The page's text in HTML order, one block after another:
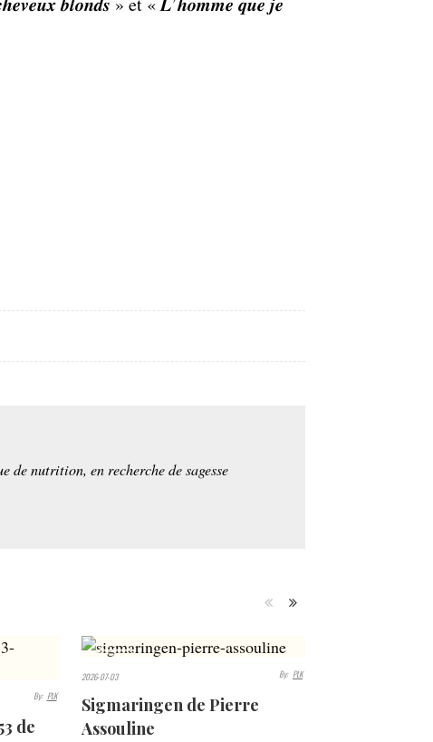
nutrition, en recherche de sagesse
By: PLK
de
434
VIEWS
2026-07-03 By: PLK
Sigmaringen de Pierre
Assouline